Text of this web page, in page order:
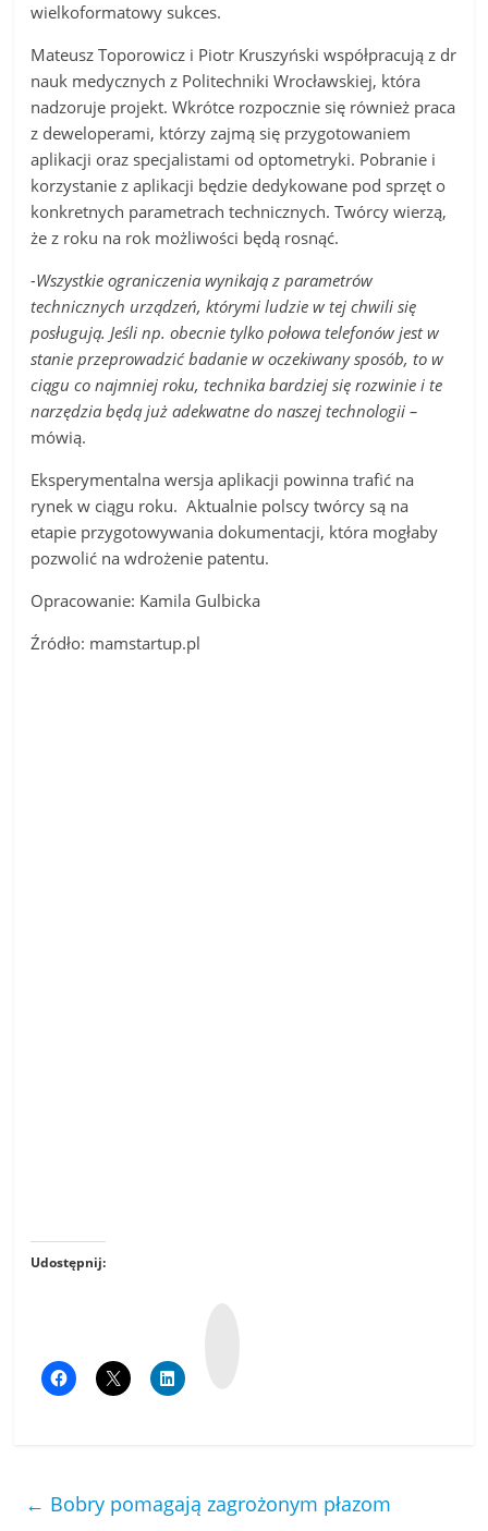
wielkoformatowy sukces.
Mateusz Toporowicz i Piotr Kruszyński współpracują z dr
nauk medycznych z Politechniki Wrocławskiej, która
nadzoruje projekt. Wkrótce rozpocznie się również praca
z deweloperami, którzy zajmą się przygotowaniem
aplikacji oraz specjalistami od optometryki. Pobranie i
korzystanie z aplikacji będzie dedykowane pod sprzęt o
konkretnych parametrach technicznych. Twórcy wierzą,
że z roku na rok możliwości będą rosnąć.
-Wszystkie ograniczenia wynikają z parametrów
technicznych urządzeń, którymi ludzie w tej chwili się
posługują. Jeśli np. obecnie tylko połowa telefonów jest w
stanie przeprowadzić badanie w oczekiwany sposób, to w
ciągu co najmniej roku, technika bardziej się rozwinie i te
narzędzia będą już adekwatne do naszej technologii –
mówią.
Eksperymentalna wersja aplikacji powinna trafić na
rynek w ciągu roku. Aktualnie polscy twórcy są na
etapie przygotowywania dokumentacji, która mogłaby
pozwolić na wdrożenie patentu.
Opracowanie: Kamila Gulbicka
Źródło: mamstartup.pl
Udostępnij:
← Bobry pomagają zagrożonym płazom